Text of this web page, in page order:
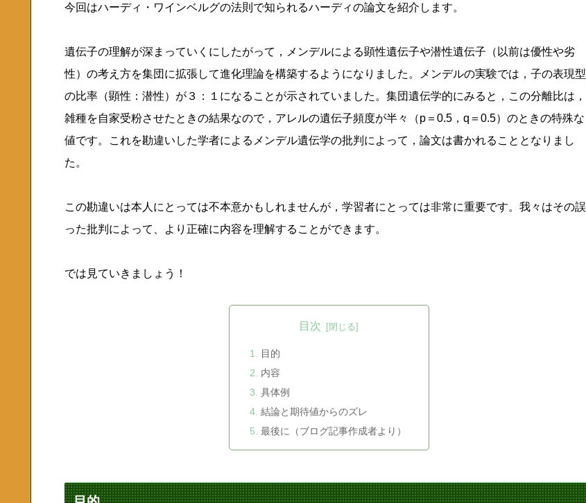
今回はハーディ・ワインベルグの法則で知られるハーディの論文を紹介します。
遺伝子の理解が深まっていくにしたがって，メンデルによる顕性遺伝子や潜性遺伝子（以前は優性や劣
性）の考え方を集団に拡張して進化理論を構築するようになりました。メンデルの実験では，子の表現型
の比率（顕性：潜性）が３：１になることが示されていました。集団遺伝学的にみると，この分離比は，
雑種を自家受粉させたときの結果なので，アレルの遺伝子頻度が半々（p＝0.5，q＝0.5）のときの特殊な
値です。これを勘違いした学者によるメンデル遺伝学の批判によって，論文は書かれることとなりまし
た。
この勘違いは本人にとっては不本意かもしれませんが，学習者にとっては非常に重要です。我々はその誤
った批判によって、より正確に内容を理解することができます。
では見ていきましょう！
目次
目的
内容
具体例
結論と期待値からのズレ
最後に（ブログ記事作成者より）